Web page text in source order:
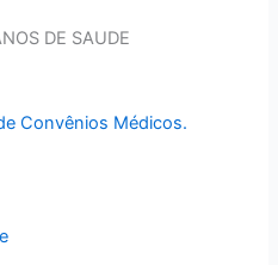
DE SAUDE
Convênios Médicos.